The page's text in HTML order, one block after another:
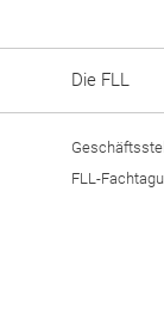
Die FLL
FLL-